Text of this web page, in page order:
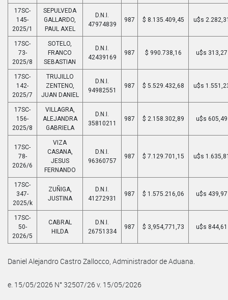
17SC-
145-
2025/1
SEPULVEDA
GALLARDO,
PAUL AXEL
D.N.I.
47974839
987 $ 8.135.409,45 u$s
17SC-
73-
2025/8
SOTELO,
FRANCO
SEBASTIAN
D.N.I.
42439169
987 $ 990.738,16 u$s 313,27
17SC-
142-
2025/7
TRUJILLO
ZENTENO,
JUAN DANIEL
D.N.I.
94982551
987 $ 5.529.432,68 u$s
17SC-
156-
2025/8
VILLAGRA,
ALEJANDRA
GABRIELA
D.N.I.
35810211
987 $ 2.158.302,89 u$s 605,49
17SC-
78-
2026/6
VIZA
CASANA,
JESUS
FERNANDO
D.N.I.
96360757
987 $ 7.129.701,15 u$s
17SC-
347-
2025/k
ZUÑIGA,
JUSTINA
D.N.I.
41272931
987 $ 1.575.216,06 u$s 439,97
17SC-
50-
2026/5
CABRAL
HILDA
D.N.I.
26751334
987 $ 3,954,771,73 u$s 844,61
Daniel Alejandro Castro Zallocco, Administrador de Aduana.
e. 15/05/2026 N° 32507/26 v. 15/05/2026